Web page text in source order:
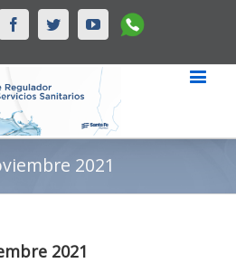
FacebookTwitterYoutubeWhatsapp
2021
2021